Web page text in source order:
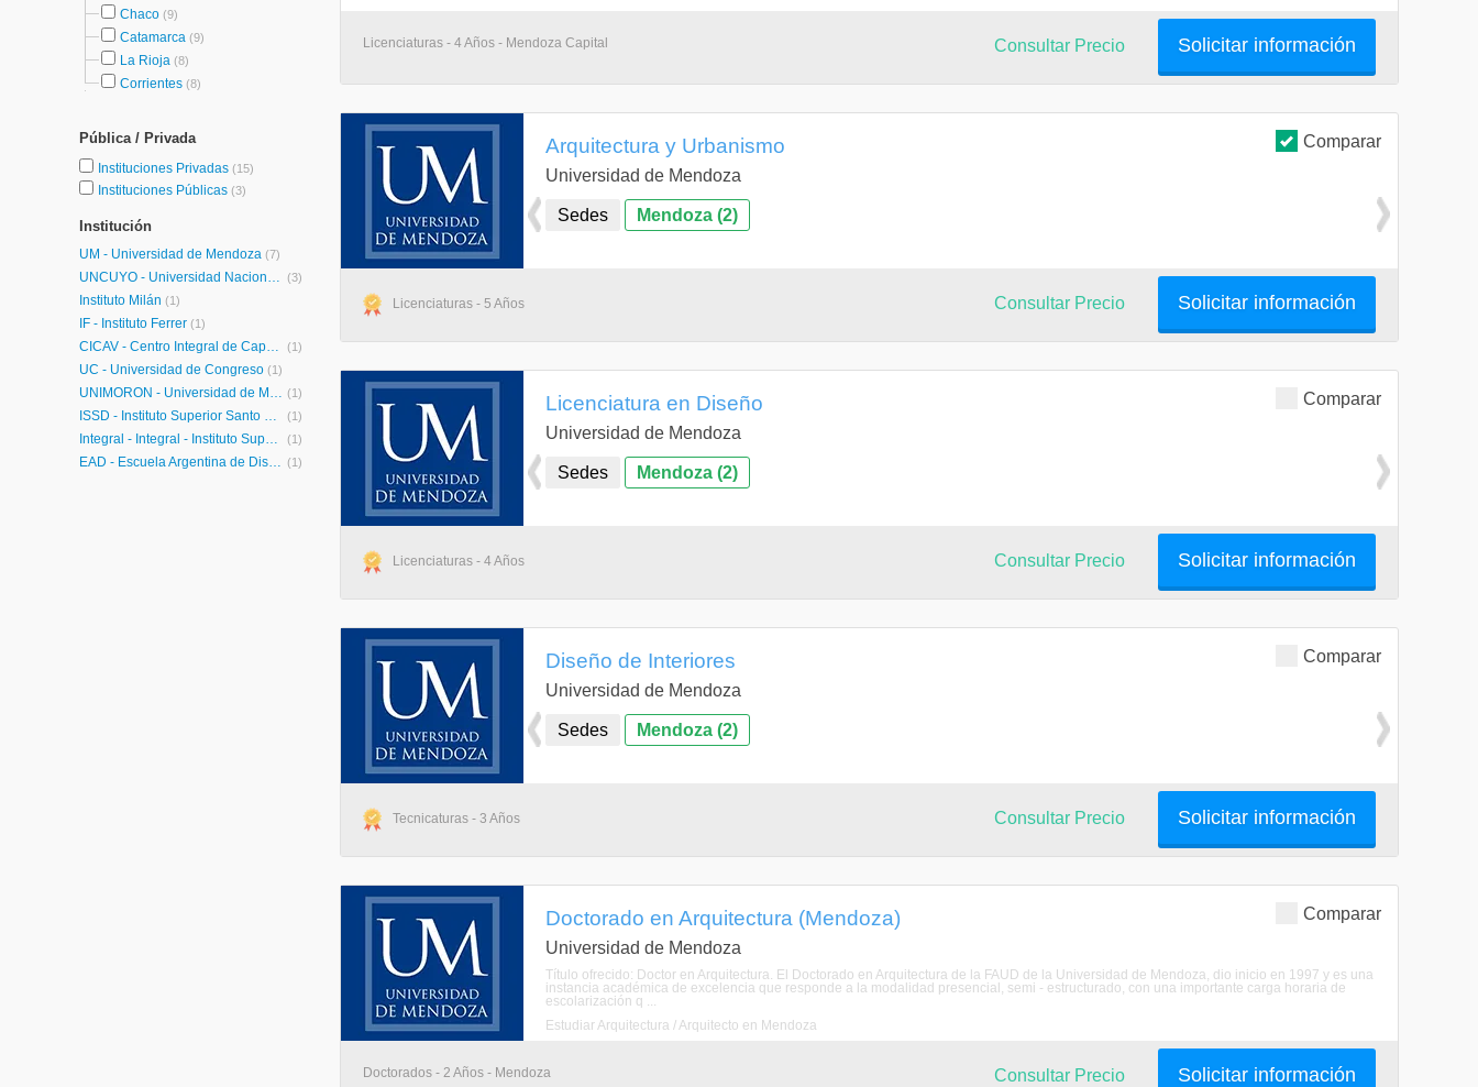
Chaco (9)
Catamarca (9)
La Rioja (8)
Corrientes (8)
Pública / Privada
Instituciones Privadas (15)
Instituciones Públicas (3)
Institución
UM - Universidad de Mendoza (7)
UNCUYO - Universidad Nacional de Cuyo (3)
Instituto Milán (1)
IF - Instituto Ferrer (1)
CICAV - Centro Integral de Capacitación Virtual (1)
UC - Universidad de Congreso (1)
UNIMORÓN - Universidad de Morón (1)
ISSD - Instituto Superior Santo Domingo (1)
Integral - Integral - Instituto Superior de Diseño (1)
EAD - Escuela Argentina de Diseño (1)
Licenciaturas - 4 Años - Mendoza Capital Solicitar información
Consultar Precio
Comparar
Arquitectura y Urbanismo
Universidad de Mendoza
Sedes Mendoza (2)
Licenciaturas - 5 Años Solicitar información
Consultar Precio
Comparar
Licenciatura en Diseño
Universidad de Mendoza
Sedes Mendoza (2)
Licenciaturas - 4 Años Solicitar información
Consultar Precio
Comparar
Diseño de Interiores
Universidad de Mendoza
Sedes Mendoza (2)
Tecnicaturas - 3 Años Solicitar información
Consultar Precio
Comparar
Doctorado en Arquitectura (Mendoza)
Universidad de Mendoza
Título ofrecido: Doctor en Arquitectura. El Doctorado en Arquitectura de la FAUD de la Universidad de Mendoza, dio inicio en 1997 y es una
instancia académica de excelencia que responde a la modalidad presencial, semi - estructurado, con una importante carga horaria de
escolarización q ...
Estudiar Arquitectura / Arquitecto en Mendoza
Doctorados - 2 Años - Mendoza Solicitar información
Consultar Precio